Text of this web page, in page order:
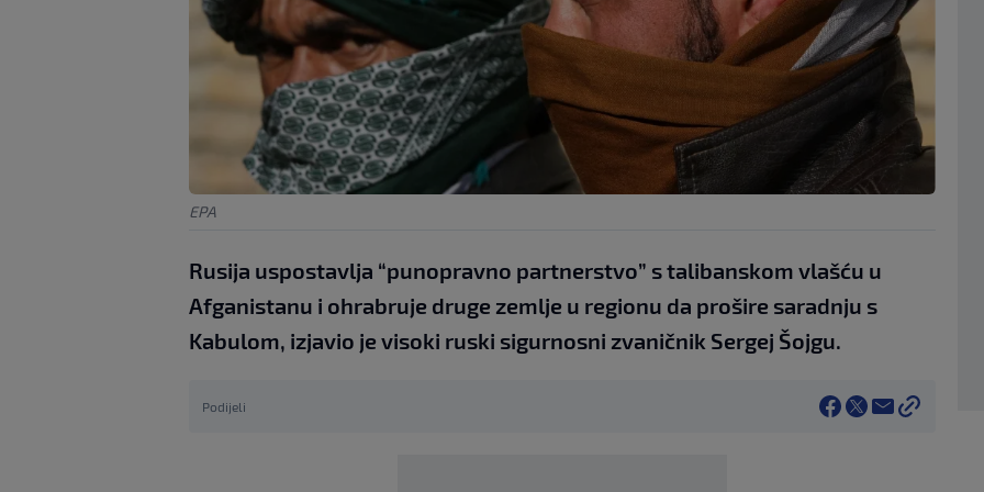
EPA
Rusija uspostavlja “punopravno partnerstvo” s talibanskom vlašću u
Afganistanu i ohrabruje druge zemlje u regionu da prošire saradnju s
Kabulom, izjavio je visoki ruski sigurnosni zvaničnik Sergej Šojgu.
Podijeli